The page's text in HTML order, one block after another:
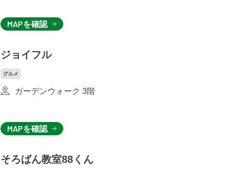
MAPを確認
ジョイフル
グルメ
ガーデンウォーク 3階
MAPを確認
そろばん教室88くん